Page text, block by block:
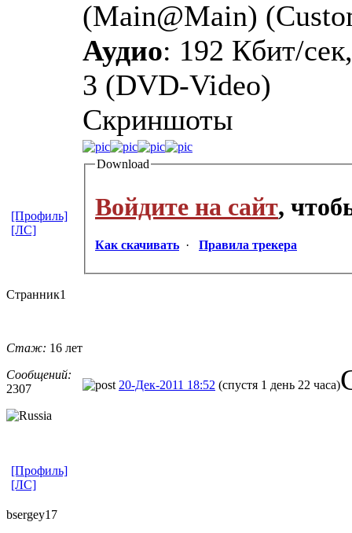
(Main@Main)
Аудио: 192 Кбит/
3 (DVD-Video)
Скриншоты
Download
Войдите на сайт,
Как скачивать · Правила трекера
[Профиль]
[ЛС]
Странник1
Стаж: 16 лет
Сообщений:
2307
20-Дек-2011 18:52 (спустя 1 день 22 часа)
[Профиль]
[ЛС]
bsergey17